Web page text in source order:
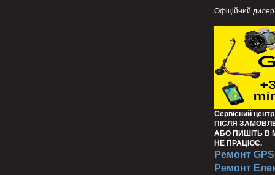
Офіційний дилер
Сервісний
ПІСЛЯ
АБО ПИШІТЬ В
НЕ ПРАЦЮЄ.
Ремонт GPS
Ремонт